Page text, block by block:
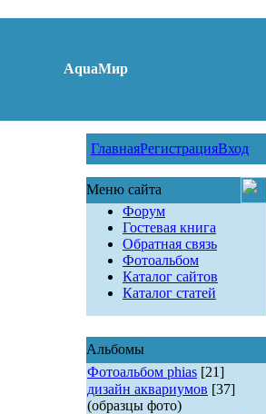
AquaМир
ГлавнаяРегистрацияВход
Меню сайта
Форум
Гостевая книга
Обратная связь
Фотоальбом
Каталог сайтов
Каталог статей
Альбомы
Фотоальбом phias [21]
дизайн аквариумов [37]
(образцы фото)